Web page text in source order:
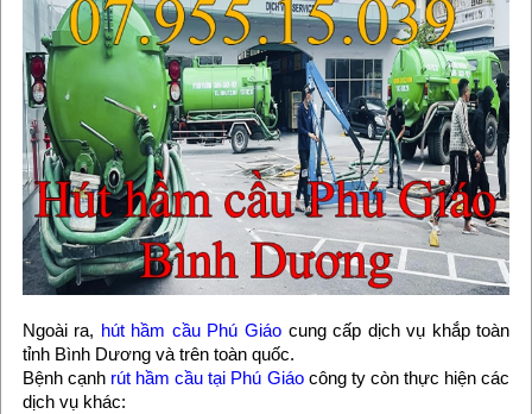
Ngoài ra, hút hầm cầu Phú Giáo cung cấp dịch vụ khắp toàn
tỉnh Bình Dương và trên toàn quốc.
Bệnh cạnh rút hầm cầu tại Phú Giáocông ty còn thực hiện các
dịch vụ khác: